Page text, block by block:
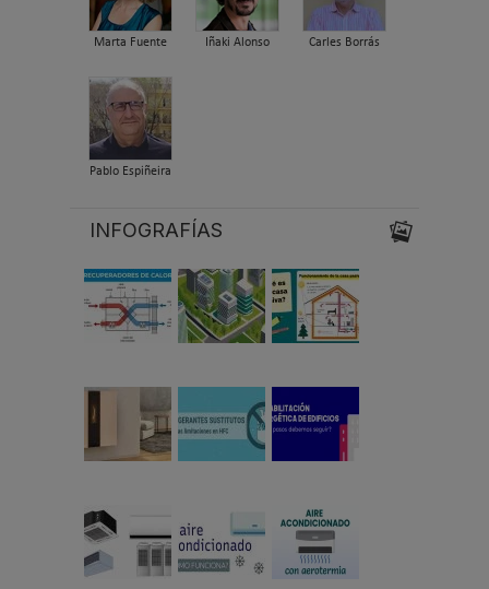
Marta Fuente Iñaki Alonso Carles Borrás
Pablo Espiñeira
INFOGRAFÍAS